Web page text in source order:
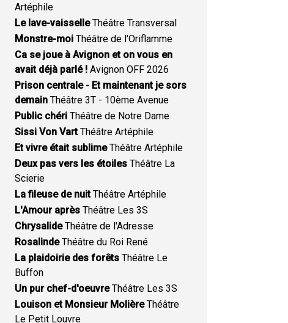
Artéphile
Le lave-vaisselleThéâtre Transversal
Monstre-moi Théâtre de l'Oriflamme
Ca se joue à Avignon et on vous en
avait déjà parlé ! Avignon OFF 2026
Prison centrale - Et maintenant je sors
demain Théâtre 3T - 10ème Avenue
Public chéri Théâtre de Notre Dame
Sissi Von VartThéâtre Artéphile
Et vivre était sublimeThéâtre Artéphile
Deux pas vers les étoiles Théâtre La
Scierie
La fileuse de nuitThéâtre Artéphile
L'Amour après Théâtre Les 3S
ChrysalideThéâtre de l'Adresse
RosalindeThéâtre du Roi René
La plaidoirie des forêts Théâtre Le
Buffon
Un pur chef-d'oeuvreThéâtre Les 3S
Louison et Monsieur MolièreThéâtre
Le Petit Louvre